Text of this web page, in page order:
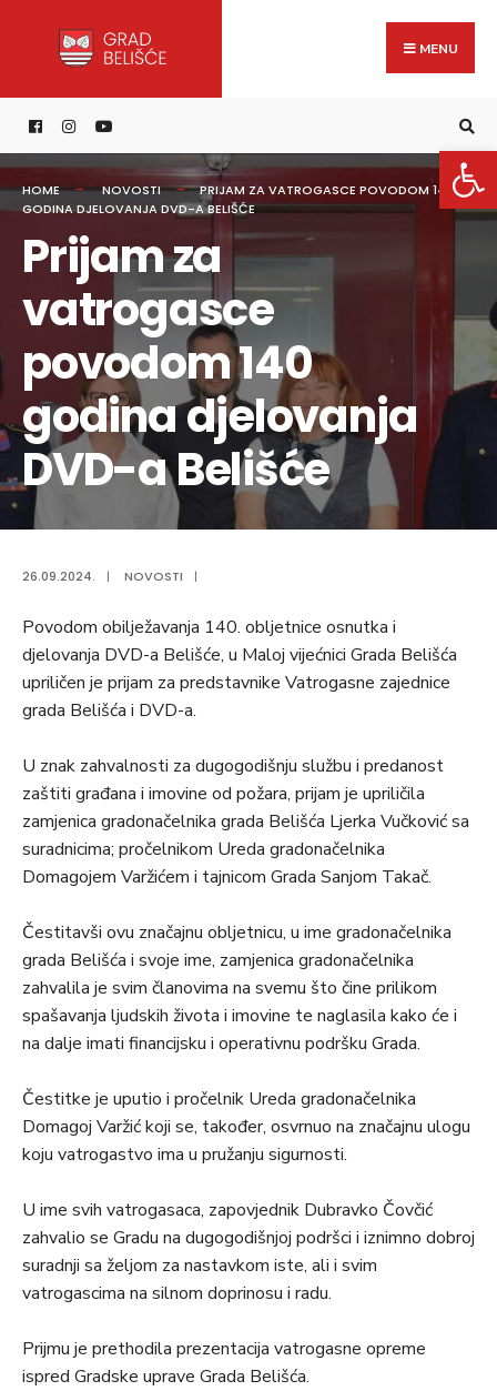
content
MENU
HOME NOVOSTI
PRIJAM ZA VATROGASCE POVODOM 140
GODINA DJELOVANJA DVD-A BELIŠĆE
Prijam za
vatrogasce
povodom 140
godina djelovanja
DVD-a Belišće
26.09.2024. | NOVOSTI |
Povodom obilježavanja 140. obljetnice osnutka i
djelovanja DVD-a Belišće, u Maloj vijećnici Grada Belišća
upriličen je prijam za predstavnike Vatrogasne zajednice
grada Belišća i DVD-a.
U znak zahvalnosti za dugogodišnju službu i predanost
zaštiti građana i imovine od požara, prijam je upriličila
zamjenica gradonačelnika grada Belišća Ljerka Vučković sa
suradnicima; pročelnikom Ureda gradonačelnika
Domagojem Varžićem i tajnicom Grada Sanjom Takač.
Čestitavši ovu značajnu obljetnicu, u ime gradonačelnika
grada Belišća i svoje ime, zamjenica gradonačelnika
zahvalila je svim članovima na svemu što čine prilikom
spašavanja ljudskih života i imovine te naglasila kako će i
na dalje imati financijsku i operativnu podršku Grada.
Čestitke je uputio i pročelnik Ureda gradonačelnika
Domagoj Varžić koji se, također, osvrnuo na značajnu ulogu
koju vatrogastvo ima u pružanju sigurnosti.
U ime svih vatrogasaca, zapovjednik Dubravko Čovčić
zahvalio se Gradu na dugogodišnjoj podršci i iznimno dobroj
suradnji sa željom za nastavkom iste, ali i svim
vatrogascima na silnom doprinosu i radu.
Prijmu je prethodila prezentacija vatrogasne opreme
ispred Gradske uprave Grada Belišća.
for: